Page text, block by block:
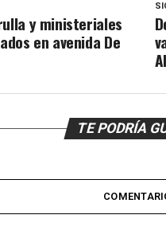
y ministeriales
en avenida De
TE PODRÍA